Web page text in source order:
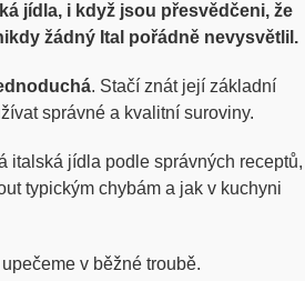
jídla, i když jsou přesvědčeni, že
žádný Ital pořádně nevysvětlil.
. Stačí znát její základní
správné a kvalitní suroviny.
italská jídla podle správných receptů,
typickým chybám a jak v kuchyni
v běžné troubě.